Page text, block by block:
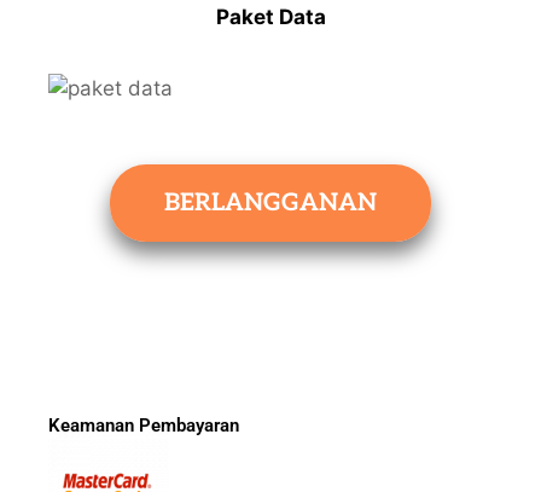
Paket Data
BERLANGGANAN
Keamanan Pembayaran